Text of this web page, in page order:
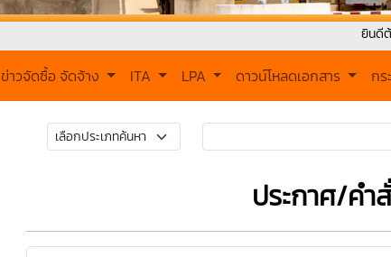
ยินดีต้อนรับเข้าสู่
ข่าวจัดซื้อ จัดจ้าง ITA LPA ดาวน์โหลดเอกสาร กร
ประกาศ/คำ